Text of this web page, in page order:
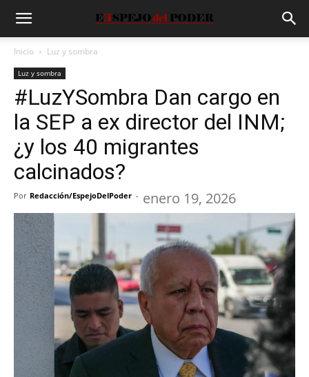
Inicio Luz y sombra
Luz y sombra
#LuzYSombra Dan cargo en
la SEP a ex director del INM;
¿y los 40 migrantes
calcinados?
Por Redacción/EspejoDelPoder - enero 19, 2026